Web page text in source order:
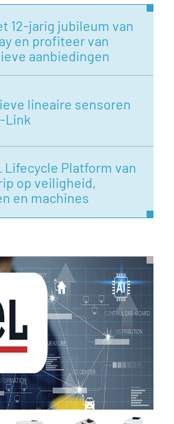
12-jarig jubileum van
en profiteer van
aanbiedingen
lineaire sensoren
Link
Lifecycle Platform van
op veiligheid,
en machines